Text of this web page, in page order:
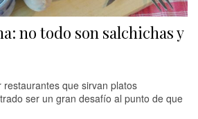
no todo son salchichas y
restaurantes que sirvan platos
ser un gran desafío al punto de que